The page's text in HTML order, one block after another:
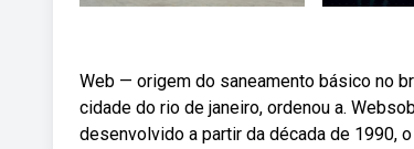
Web — origem do saneamento básico no
cidade do rio de janeiro, ordenou a.
desenvolvido a partir da década de 1990,